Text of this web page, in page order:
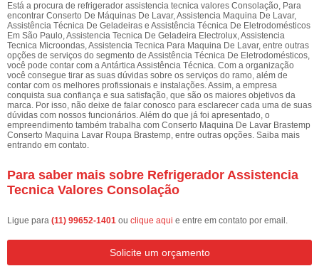
Está a procura de refrigerador assistencia tecnica valores Consolação, Para
encontrar Conserto De Máquinas De Lavar, Assistencia Maquina De Lavar,
Assistência Técnica De Geladeiras e Assistência Técnica De Eletrodomésticos
Em São Paulo, Assistencia Tecnica De Geladeira Electrolux, Assistencia
Tecnica Microondas, Assistencia Tecnica Para Maquina De Lavar, entre outras
opções de serviços do segmento de Assistência Técnica De Eletrodomésticos,
você pode contar com a Antártica Assistência Técnica. Com a organização
você consegue tirar as suas dúvidas sobre os serviços do ramo, além de
contar com os melhores profissionais e instalações. Assim, a empresa
conquista sua confiança e sua satisfação, que são os maiores objetivos da
marca. Por isso, não deixe de falar conosco para esclarecer cada uma de suas
dúvidas com nossos funcionários. Além do que já foi apresentado, o
empreendimento também trabalha com Conserto Maquina De Lavar Brastemp
Conserto Maquina Lavar Roupa Brastemp, entre outras opções. Saiba mais
entrando em contato.
Para saber mais sobre Refrigerador Assistencia
Tecnica Valores Consolação
Ligue para (11) 99652-1401 ou clique aqui e entre em contato por email.
Solicite um orçamento